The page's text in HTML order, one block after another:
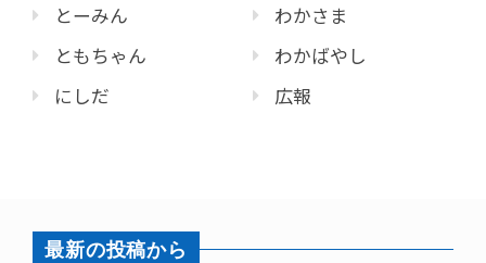
とーみん
ともちゃん
にしだ
わかさま
わかばやし
広報
最新の投稿から